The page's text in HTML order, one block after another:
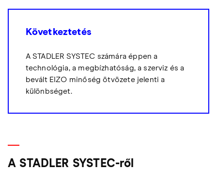
Következtetés
A STADLER SYSTEC számára éppen a
technológia, a megbízhatóság, a szerviz és a
bevált EIZO minőség ötvözete jelenti a
különbséget.
A STADLER SYSTEC-ről